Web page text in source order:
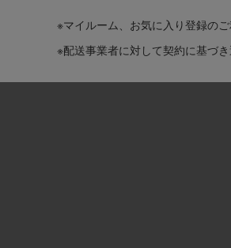
※マイルーム、お気に入り登録の
※配送事業者に対して契約に基づ